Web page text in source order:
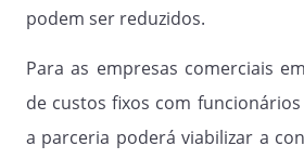
podem ser reduzidos.
Para as empresas comerciais
de custos fixos com
a parceria poderá viabilizar a